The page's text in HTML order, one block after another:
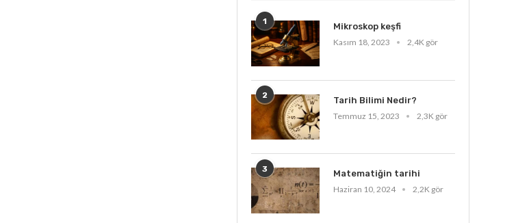
1
Mikroskop keşfi
Kasım 18, 2023
2,4K gör
2
Tarih Bilimi Nedir?
Temmuz 15, 2023
2,3K gör
3
Matematiğin tarihi
Haziran 10, 2024
2,2K gör